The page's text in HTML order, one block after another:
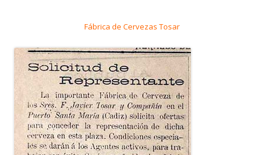
Fábrica de Cervezas Tosar